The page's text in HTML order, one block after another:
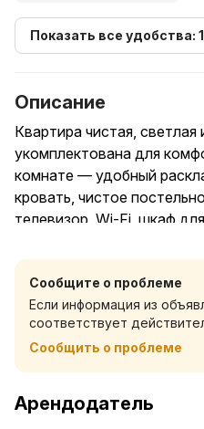
Показать все удобства:
Описание
Квартира чистая,
укомплектована для
комнате — удобный
кровать, чистое
телевизор, Wi-Fi, шкаф
Кухня оборудована всей
посудой: плита,
электрочайник. В ванной
машина, фен, средства
Удобное расположение:
остановки
и выезд.
Сообщите о проблеме
Если информация из
соответствует
Сообщить о проблеме
Арендодатель